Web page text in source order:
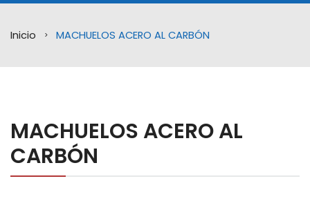
MARCAS
Bondhus Corporation
Key-Bak
Felo
Inicio > MACHUELOS ACERO AL CARBÓN
MACHUELOS ACERO AL
CARBÓN